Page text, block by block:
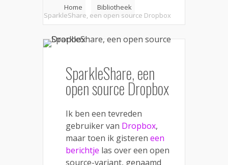
Home
Bibliotheek
SparkleShare, een open source Dropbox
SparkleShare, een
open source Dropbox
Ik ben een tevreden
gebruiker van Dropbox,
maar toen ik gisteren een
berichtje las over een open
source-variant, genaamd